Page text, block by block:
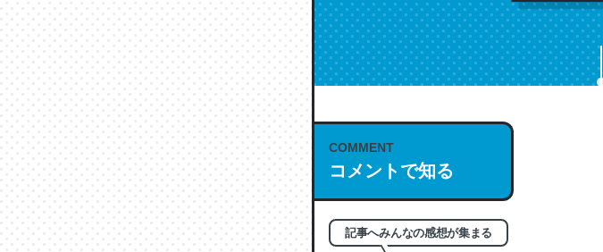
COMMENT
コメントで知る
記事へみんなの感想が集まる
これは名文。彼はとてもクレバーなんだろ
もお勧め。自分はこの流れ好き。Let’s
─今のこの状況が信じられるかい？ by ラーズ・ヌー